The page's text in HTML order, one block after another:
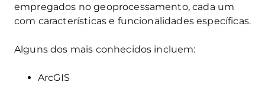
empregados no geoprocessamento, cada um
com características e funcionalidades específicas.
Alguns dos mais conhecidos incluem:
ArcGIS